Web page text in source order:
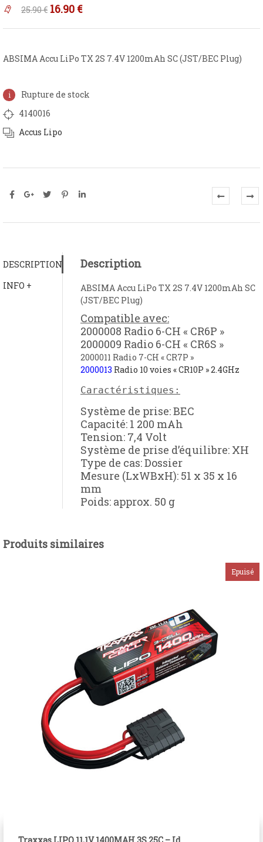
25.90€ 16.90 €
ABSIMA Accu LiPo TX 2S 7.4V 1200mAh SC (JST/BEC Plug)
Rupture de stock
4140016
Accus Lipo
DESCRIPTION
INFO +
Description
ABSIMA Accu LiPo TX 2S 7.4V 1200mAh SC
(JST/BEC Plug)
Compatible avec:
2000008 Radio 6-CH « CR6P »
2000009 Radio 6-CH « CR6S »
2000011 Radio 7-CH « CR7P »
2000013 Radio 10 voies « CR10P » 2.4GHz
Caractéristiques:
Système de prise: BEC
Capacité: 1 200 mAh
Tension: 7,4 Volt
Système de prise d’équilibre: XH
Type de cas: Dossier
Mesure (LxWBxH): 51 x 35 x 16
mm
Poids: approx. 50 g
Produits similaires
Traxxas LIPO 11,1V 1400MAH 3S 25C – Id